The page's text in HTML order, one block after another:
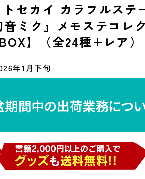
トセカイ カラフルステ
ミク』メモステコレ
】（全24種+レア）
年1月下旬